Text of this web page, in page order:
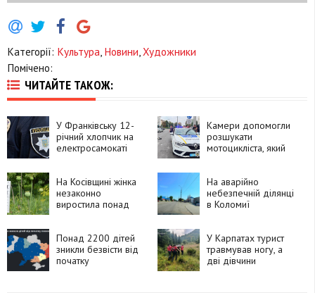
Категорії: Культура Новини Художники
Помічено:
ЧИТАЙТЕ ТАКОЖ:
У Франківську 12-
річний хлопчик на
електросамокаті
Камери допомогли
розшукати
мотоцикліста, який
На Косівщині жінка
незаконно
виростила понад
На аварійно
небезпечній ділянці
в Коломиї
Понад 2200 дітей
зникли безвісти від
початку
У Карпатах турист
травмував ногу, а
дві дівчини